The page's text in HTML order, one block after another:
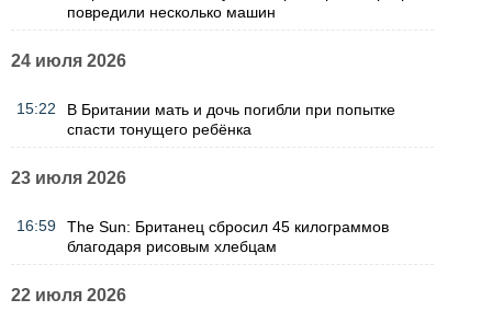
повредили несколько машин
24 июля 2026
15:22
В Британии мать и дочь погибли при попытке
спасти тонущего ребёнка
23 июля 2026
16:59
The Sun: Британец сбросил 45 килограммов
благодаря рисовым хлебцам
22 июля 2026